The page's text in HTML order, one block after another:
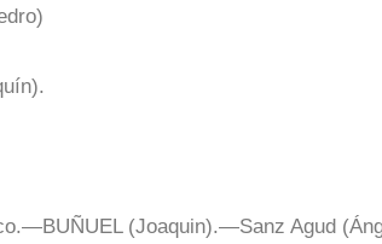
(Joaquin).—Sanz Agud